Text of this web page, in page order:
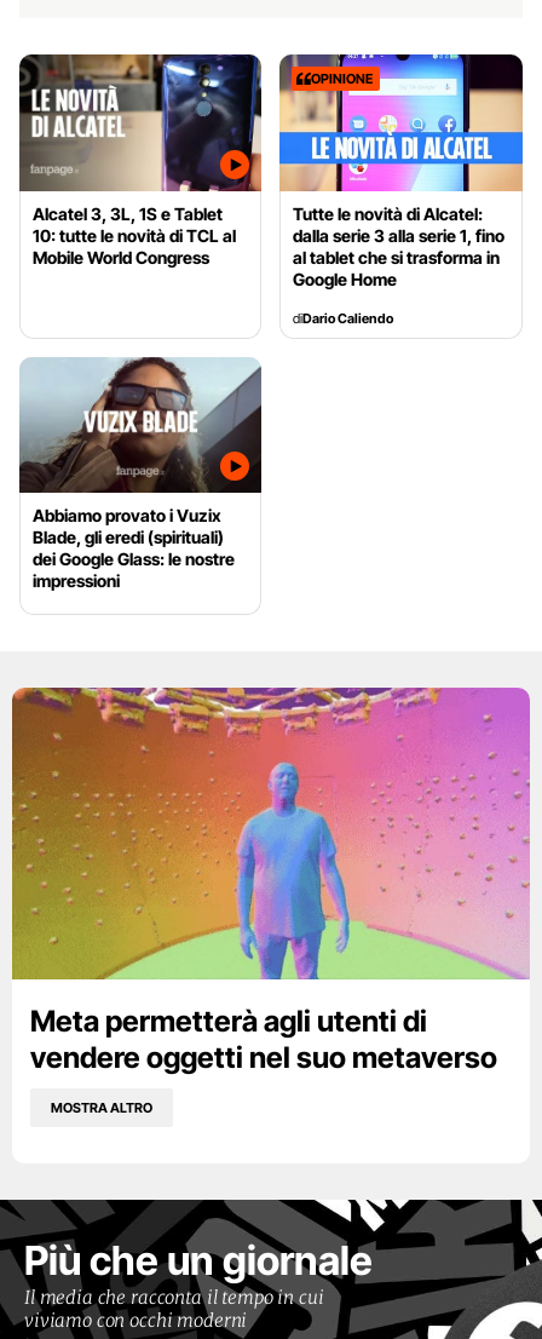
Alcatel 3, 3L, 1S e Tablet
10: tutte le novità di TCL al
Mobile World Congress
OPINIONE
Tutte le novità di Alcatel:
dalla serie 3 alla serie 1, fino
al tablet che si trasforma in
Google Home
diDario Caliendo
Abbiamo provato i Vuzix
Blade, gli eredi (spirituali)
dei Google Glass: le nostre
impressioni
Meta permetterà agli utenti di
vendere oggetti nel suo metaverso
MOSTRA ALTRO
Più che un giornale
Il media che racconta il tempo in cui
viviamo con occhi moderni